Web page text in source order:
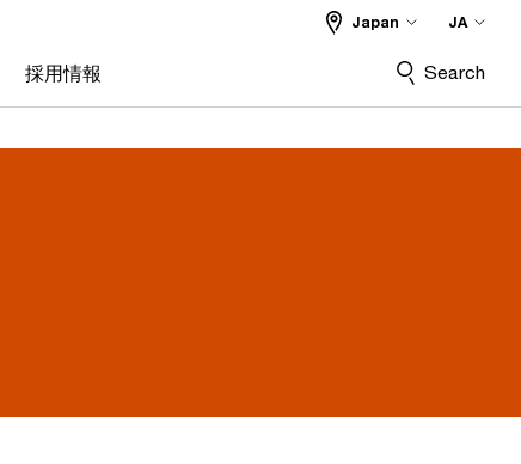
採用情報
Japan JA
Search